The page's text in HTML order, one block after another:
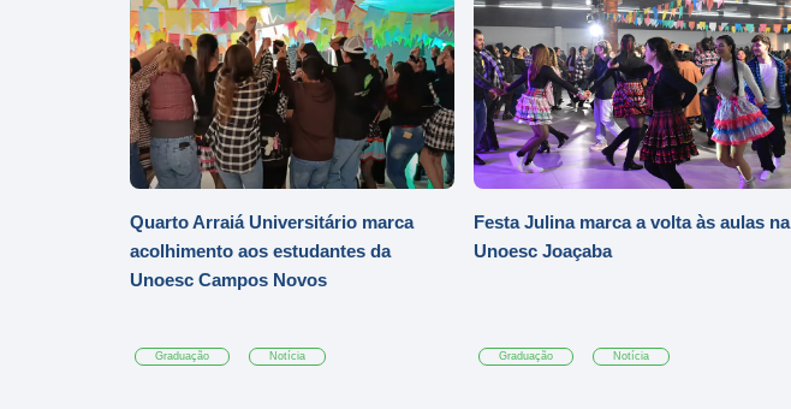
Quarto Arraiá Universitário marca
acolhimento aos estudantes da
Unoesc Campos Novos
Graduação Notícia
Festa Julina marca a volta às aulas na
Unoesc Joaçaba
Graduação Notícia